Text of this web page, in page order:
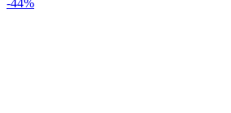
-44%